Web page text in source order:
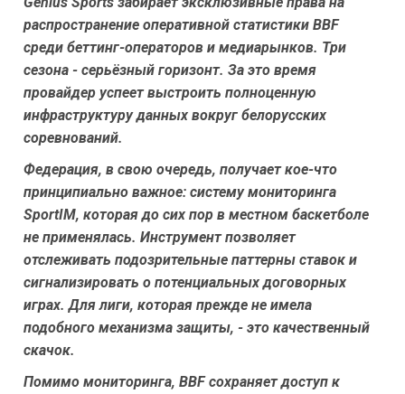
распространение оперативной статистики BBF
среди беттинг-операторов и медиарынков. Три
сезона - серьёзный горизонт. За это время
провайдер успеет выстроить полноценную
инфраструктуру данных вокруг белорусских
соревнований.
Федерация, в свою очередь, получает кое-что
принципиально важное: систему мониторинга
SportIM, которая до сих пор в местном баскетболе
не применялась. Инструмент позволяет
отслеживать подозрительные паттерны ставок и
сигнализировать о потенциальных договорных
играх. Для лиги, которая прежде не имела
подобного механизма защиты, - это качественный
скачок.
Помимо мониторинга, BBF сохраняет доступ к